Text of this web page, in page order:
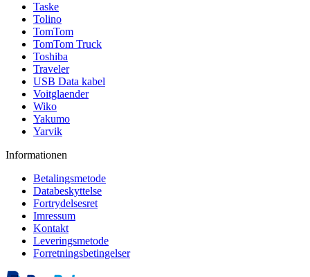
Taske
Tolino
TomTom
TomTom Truck
Toshiba
Traveler
USB Data kabel
Voitglaender
Wiko
Yakumo
Yarvik
Informationen
Betalingsmetode
Databeskyttelse
Fortrydelsesret
Imressum
Kontakt
Leveringsmetode
Forretningsbetingelser